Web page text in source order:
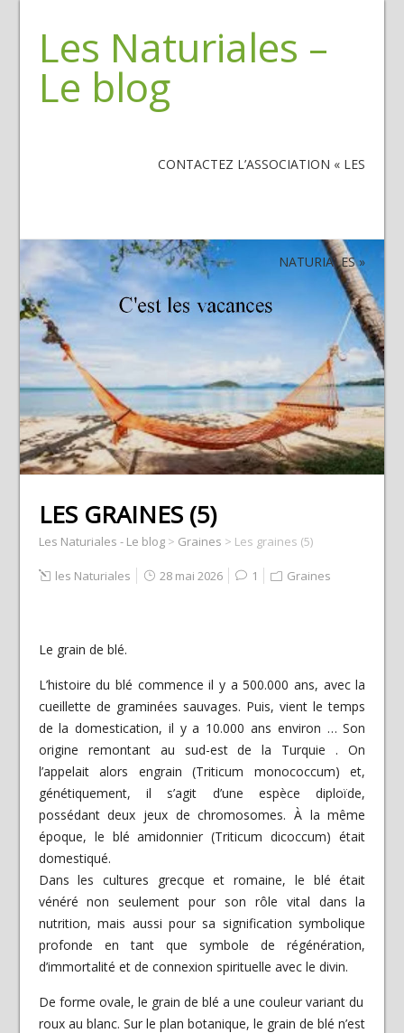
Les Naturiales –
Le blog
CONTACTEZ L’ASSOCIATION « LES
NATURIALES »
LES GRAINES (5)
Les Naturiales - Le blog> Graines > Les graines (5)
les Naturiales 28 mai 2026 1 Graines
Le grain de blé.
L’histoire du blé commence il y a 500.000 ans, avec la
cueillette de graminées sauvages. Puis, vient le temps
de la domestication, il y a 10.000 ans environ … Son
origine remontant au sud-est de la Turquie . On
l’appelait alors engrain (Triticum monococcum) et,
génétiquement, il s’agit d’une espèce diploïde,
possédant deux jeux de chromosomes. À la même
époque, le blé amidonnier (Triticum dicoccum) était
domestiqué.
Dans les cultures grecque et romaine, le blé était
vénéré non seulement pour son rôle vital dans la
nutrition, mais aussi pour sa signification symbolique
profonde en tant que symbole de régénération,
d’immortalité et de connexion spirituelle avec le divin.
De forme ovale, le grain de blé a une couleur variant du
roux au blanc. Sur le plan botanique, le grain de blé n’est